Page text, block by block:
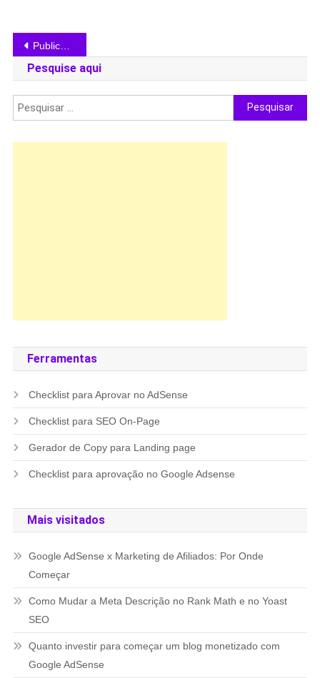
Navegação
por
posts
Publicações mais antigas
Pesquise aqui
Pesquisar
por:
Ferramentas
Checklist para Aprovar no AdSense
Checklist para SEO On-Page
Gerador de Copy para Landing page
Checklist para aprovação no Google Adsense
Mais visitados
Google AdSense x Marketing de Afiliados: Por Onde
Começar
Como Mudar a Meta Descrição no Rank Math e no Yoast
SEO
Quanto investir para começar um blog monetizado com
Google AdSense